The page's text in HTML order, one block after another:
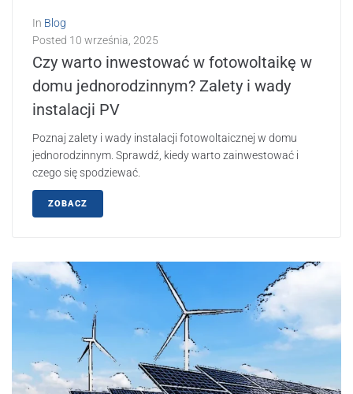
In Blog
Posted 10 września, 2025
Czy warto inwestować w fotowoltaikę w
domu jednorodzinnym? Zalety i wady
instalacji PV
Poznaj zalety i wady instalacji fotowoltaicznej w domu
jednorodzinnym. Sprawdź, kiedy warto zainwestować i
czego się spodziewać.
ZOBACZ